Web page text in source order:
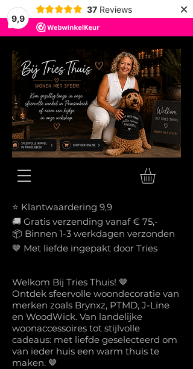
9,9
37 Reviews ×
⭐ Klantwaardering 9,9
🚚 Gratis verzending vanaf € 75,-
📦 Binnen 1-3 werkdagen verzonden
🤎 Met liefde ingepakt door Tries
Welkom Bij Tries Thuis! 🤎
Ontdek sfeervolle woondecoratie van
merken zoals Brynxz, PTMD, J-Line
en WoodWick. Van landelijke
woonaccessoires tot stijlvolle
cadeaus: met liefde geselecteerd om
van ieder huis een warm thuis te
maken. 🤎